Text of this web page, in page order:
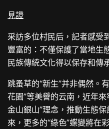
見證
采訪多位村民后，記者感受
豐富的：不僅保護了當地生
民族傳統文化得以保存和傳
跳蚤草的“新生”并非偶然。
花園”等美譽的云南，近年
金山銀山”理念，推動生態
來，更多的“綠色”蝶變將在